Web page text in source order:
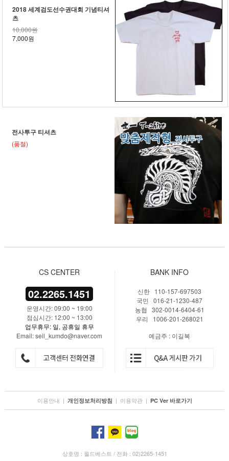
2018 세계검도선수권대회 기념티셔
츠
10,000원
7,000원
전사투구 티셔츠
(품절)
CS CENTER
02.2265.1451
운영시간: 09:00 ~ 19:00
점심시간: 12:00 ~ 13:00
업무휴무: 일, 공휴일 휴무
Email: seil_kumdo@naver.com
BANK INFO
신한 110-157-697503
국민 016-21-1230-487
농협 302-0014-6404-61
우리 1006-201-268021
예금주 : 이길복
이용안내 | 개인정보처리방침 | 이용약관 | PC Ver 바로가기
상호명 : 월드베스트 / 전화 : 02)2265-1451